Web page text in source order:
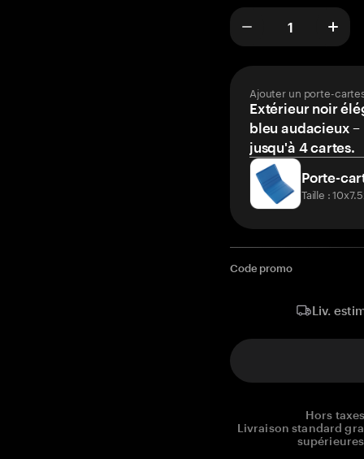
Ajouter un porte-
Extérieur noir
bleu audacieux
jusqu'à 4 cartes.
Porte-
Taille :
Code promo
Liv.
Hors
Livraison standard